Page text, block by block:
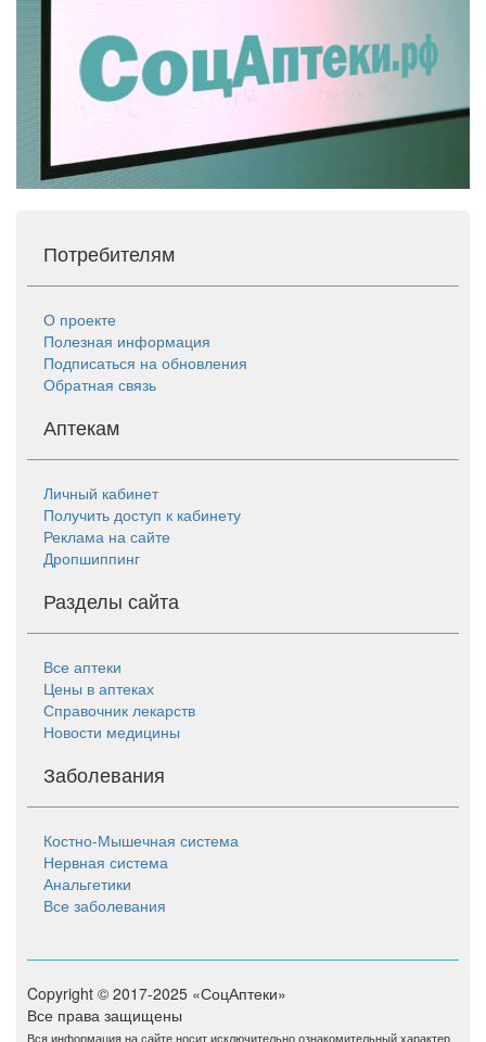
Потребителям
О проекте
Полезная информация
Подписаться на обновления
Обратная связь
Аптекам
Личный кабинет
Получить доступ к кабинету
Реклама на сайте
Дропшиппинг
Разделы сайта
Все аптеки
Цены в аптеках
Справочник лекарств
Новости медицины
Заболевания
Костно-Мышечная система
Нервная система
Анальгетики
Все заболевания
Copyright © 2017-2025 «СоцАптеки»
Все права защищены
Вся информация на сайте носит исключительно ознакомительный характер